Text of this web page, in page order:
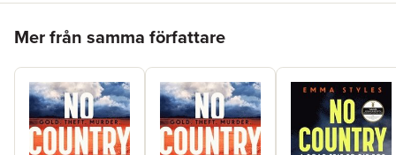
Mer från samma författare